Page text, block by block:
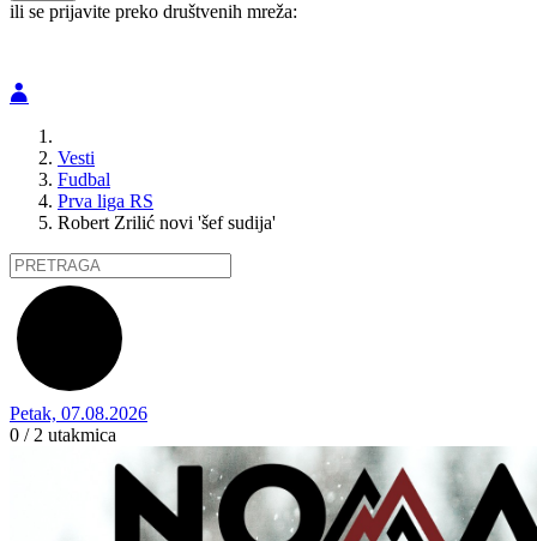
ili se prijavite preko društvenih mreža:
Vesti
Fudbal
Prva liga RS
Robert Zrilić novi 'šef sudija'
Petak, 07.08.2026
0 / 2 utakmica